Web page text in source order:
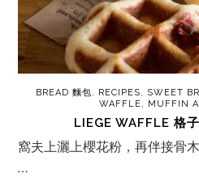
BREAD 麵包, RECIPES, SWEET
WAFFLE, MUFFIN
LIEGE WAFFLE 格
窩夫上灑上櫻花粉，再伴接骨
…